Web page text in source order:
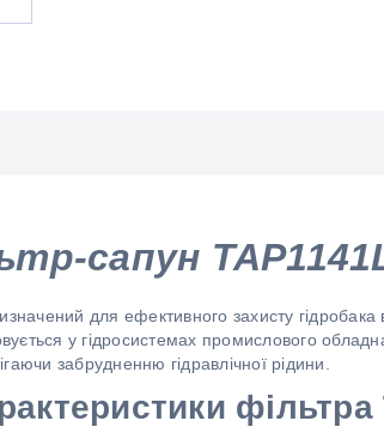
сапун
для ефективного захисту
у гідросистемах промислового
забрудненню гідравлічної рідини.